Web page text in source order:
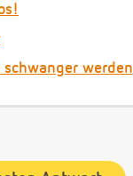
werden